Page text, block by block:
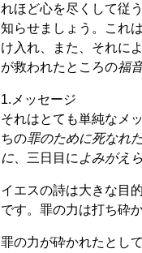
れほど心を尽くして従
知らせましょう。これ
け入れ、また、それに
が救われたところの福
1.メッセージ
それはとても単純なメ
ちの罪のために死なれ
に 、三日目に よみがえ
イエスの詩は大きな目
です。罪の力は打ち砕
罪の力が砕かれたとし